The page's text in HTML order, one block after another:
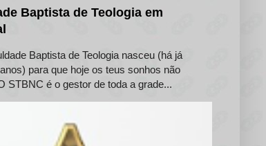
Baptista de Teologia em
Baptista de Teologia nasceu (há já
para que hoje os teus sonhos não
STBNC é o gestor de toda a grade...